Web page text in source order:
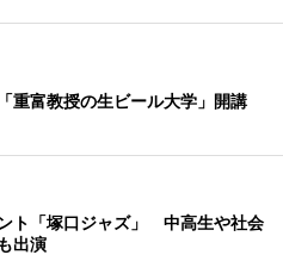
重富教授の生ビール大学」開講
ト「塚口ジャズ」 中高生や社会
出演